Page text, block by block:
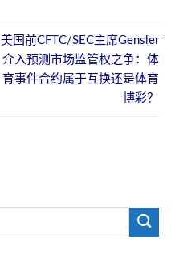
美国前CFTC/SEC主席Gensler
介入预测市场监管权之争：体
育事件合约属于互换还是体育
博彩？